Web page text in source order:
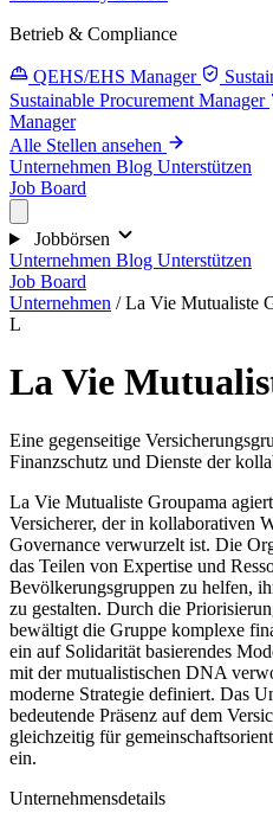
Betrieb & Compliance
QEHS/EHS Manager
Sustainable Procurement Manager
Manager
Alle Stellen ansehen
Unternehmen Blog Unterstützen
Job Board
Jobbörsen
Unternehmen Blog Unterstützen
Job Board
Unternehmen / La Vie Mutualiste
L
La Vie
Eine gegenseitige
Finanzschutz und Dienste der
La Vie Mutualiste Groupama
Versicherer, der in kollaborativen
Governance verwurzelt ist. Die
das Teilen von Expertise und
Bevölkerungsgruppen zu helfen,
zu gestalten. Durch die
bewältigt die Gruppe komplexe
ein auf Solidarität basierendes
mit der mutualistischen DNA
moderne Strategie definiert. Das
bedeutende Präsenz auf dem
gleichzeitig für
ein.
Unternehmensdetails